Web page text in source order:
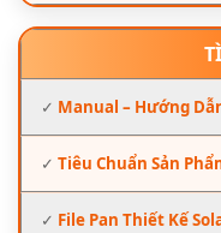
✓ Manual – Hướng
✓ Tiêu Chuẩn Sản
✓ File Pan Thiết Kế